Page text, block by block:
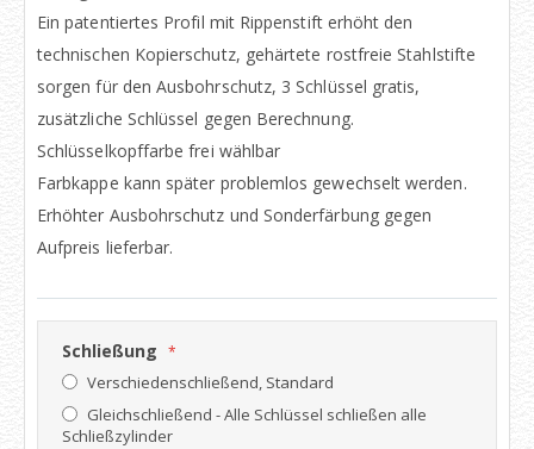
Ein patentiertes Profil mit Rippenstift erhöht den
technischen Kopierschutz, gehärtete rostfreie Stahlstifte
sorgen für den Ausbohrschutz, 3 Schlüssel gratis,
zusätzliche Schlüssel gegen Berechnung.
Schlüsselkopffarbe frei wählbar
Farbkappe kann später problemlos gewechselt werden.
Erhöhter Ausbohrschutz und Sonderfärbung gegen
Aufpreis lieferbar.
Schließung
Verschiedenschließend, Standard
Gleichschließend - Alle Schlüssel schließen alle
Schließzylinder